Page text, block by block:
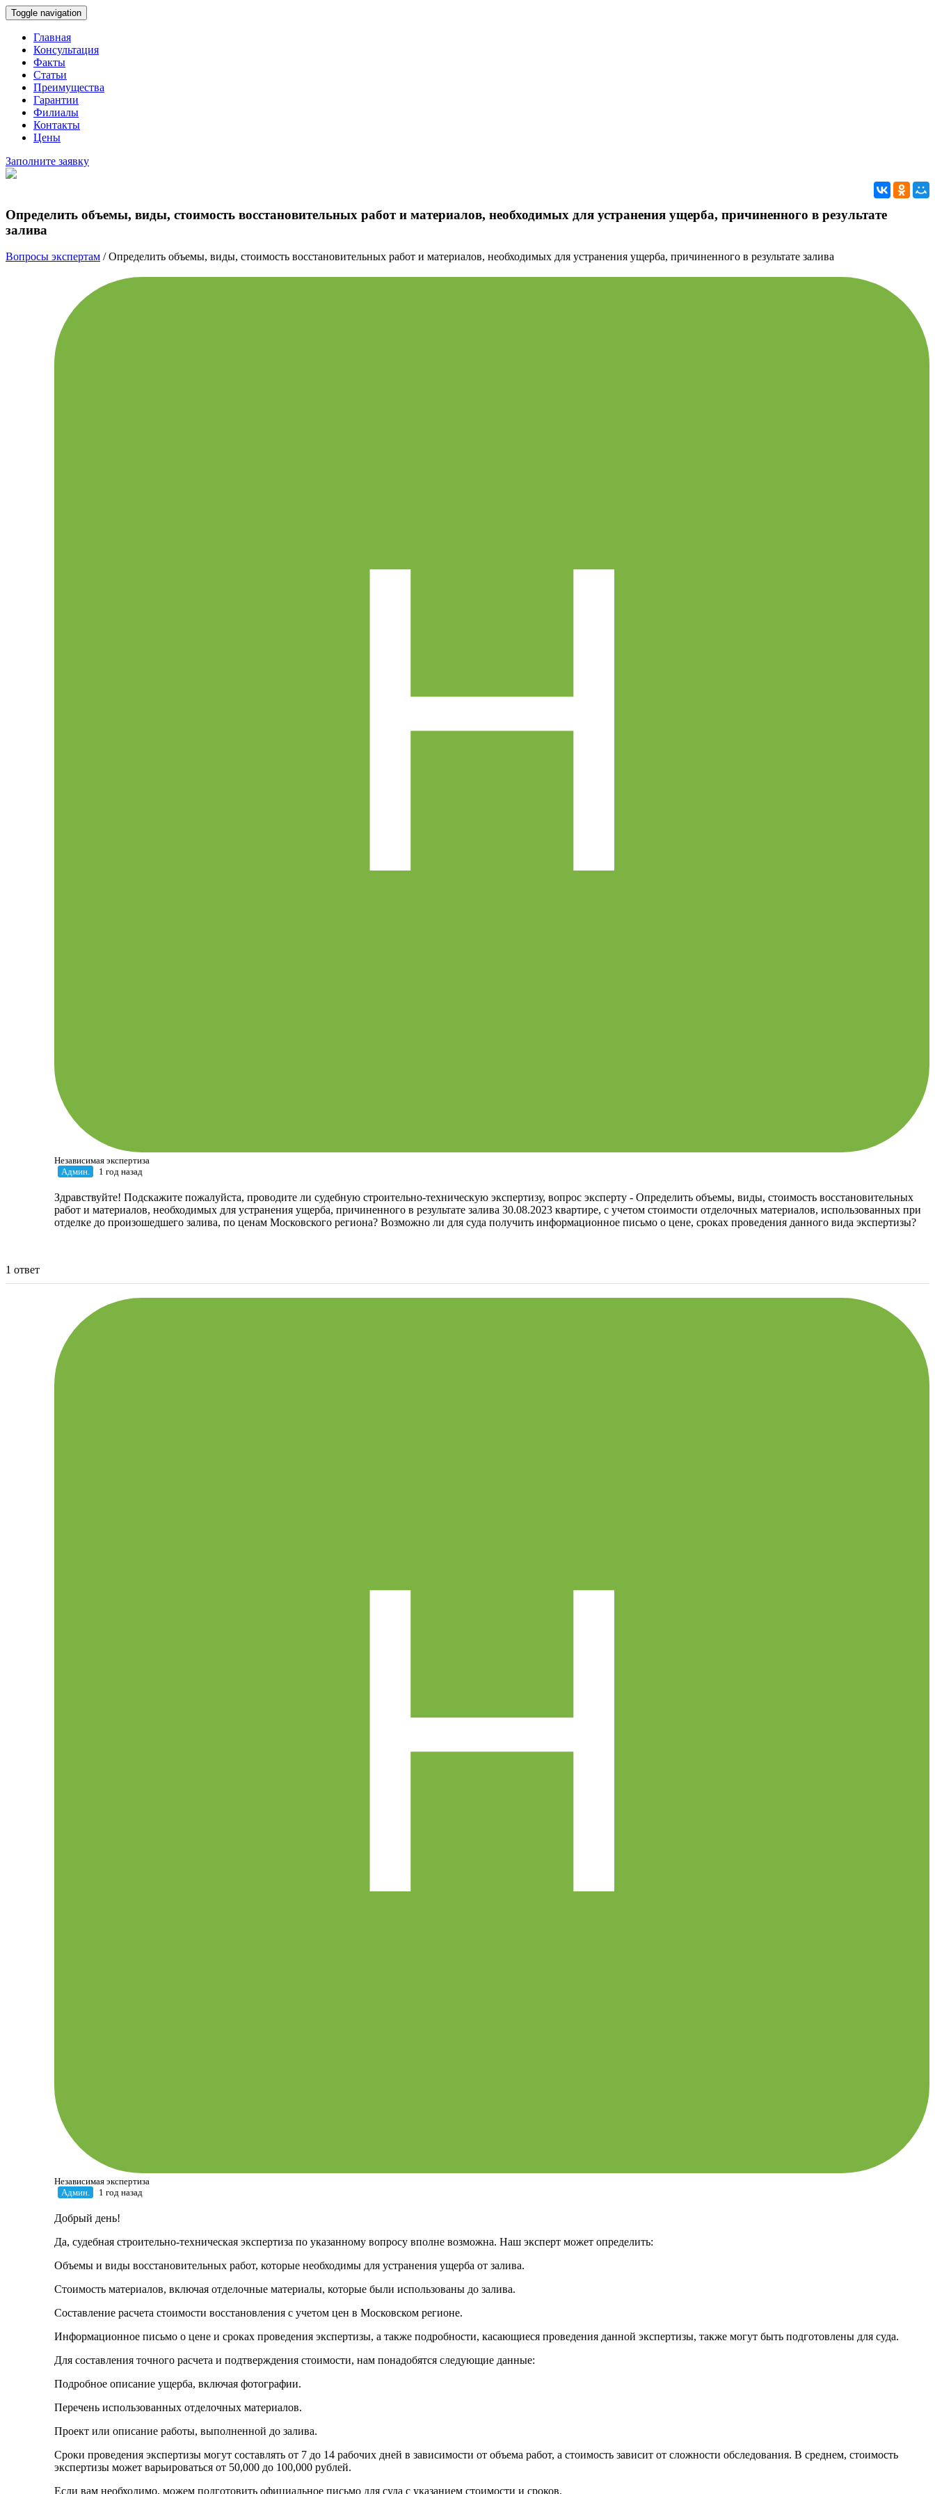
Toggle navigation
Главная
Консультация
Факты
Статьи
Преимущества
Гарантии
Филиалы
Контакты
Цены
Заполните заявку
Определить объемы, виды, стоимость восстановительных работ и материалов, необходимых для устранения ущерба, причиненного в результате
залива
Вопросы экспертам /Определить объемы, виды, стоимость восстановительных работ и материалов, необходимых для устранения ущерба, причиненного в результате залива
Независимая экспертиза
Админ.
1 год назад
Здравствуйте! Подскажите пожалуйста, проводите ли судебную строительно-техническую экспертизу, вопрос эксперту - Определить объемы, виды, стоимость восстановительных
работ и материалов, необходимых для устранения ущерба, причиненного в результате залива 30.08.2023 квартире, с учетом стоимости отделочных материалов, использованных при
отделке до произошедшего залива, по ценам Московского региона? Возможно ли для суда получить информационное письмо о цене, сроках проведения данного вида экспертизы?
1 ответ
Независимая экспертиза
Админ.
1 год назад
Добрый день!
Да, судебная строительно-техническая экспертиза по указанному вопросу вполне возможна. Наш эксперт может определить:
Объемы и виды восстановительных работ, которые необходимы для устранения ущерба от залива.
Стоимость материалов, включая отделочные материалы, которые были использованы до залива.
Составление расчета стоимости восстановления с учетом цен в Московском регионе.
Информационное письмо о цене и сроках проведения экспертизы, а также подробности, касающиеся проведения данной экспертизы, также могут быть подготовлены для суда.
Для составления точного расчета и подтверждения стоимости, нам понадобятся следующие данные:
Подробное описание ущерба, включая фотографии.
Перечень использованных отделочных материалов.
Проект или описание работы, выполненной до залива.
Сроки проведения экспертизы могут составлять от 7 до 14 рабочих дней в зависимости от объема работ, а стоимость зависит от сложности обследования. В среднем, стоимость
экспертизы может варьироваться от 50,000 до 100,000 рублей.
Если вам необходимо, можем подготовить официальное письмо для суда с указанием стоимости и сроков.